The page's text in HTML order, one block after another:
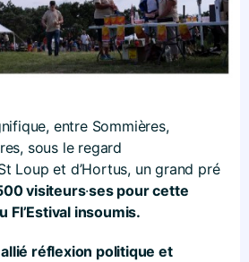
entre Sommières,
sous le regard
Loup et d’Hortus, un grand pré
visiteurs·ses pourcette
FI’Estival insoumis.
réflexion politique et